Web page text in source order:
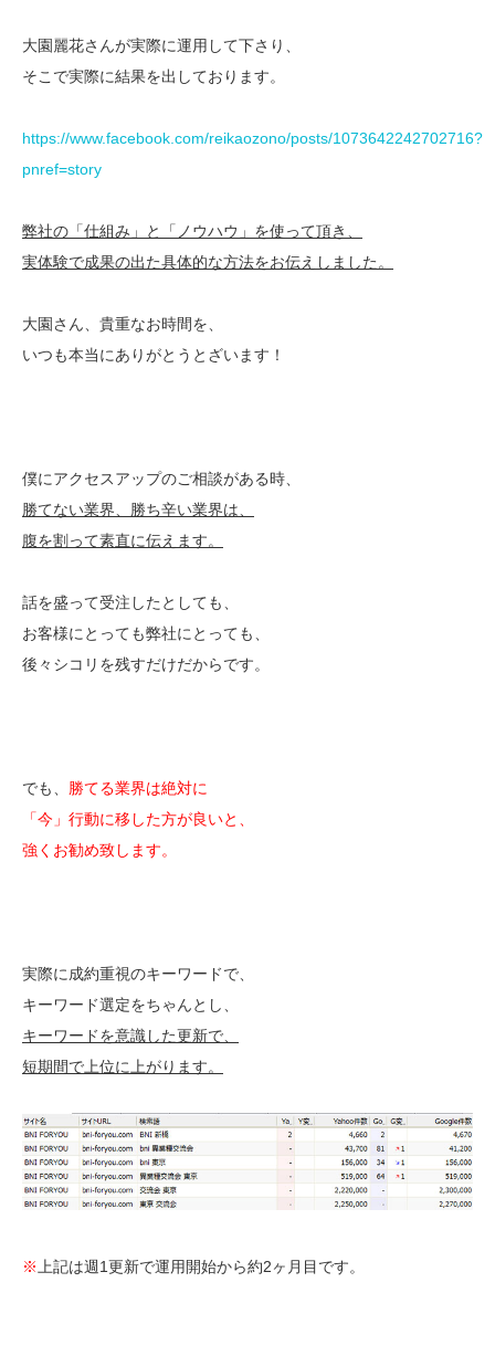
大園麗花さんが実際に運用して下さり、
そこで実際に結果を出しております。
https://www.facebook.com/reikaozono/posts/1073642242702716?
pnref=story
弊社の「仕組み」と「ノウハウ」を使って頂き、
実体験で成果の出た具体的な方法をお伝えしました。
大園さん、貴重なお時間を、
いつも本当にありがとうとざいます！
僕にアクセスアップのご相談がある時、
勝てない業界、勝ち辛い業界は、
腹を割って素直に伝えます。
話を盛って受注したとしても、
お客様にとっても弊社にとっても、
後々シコリを残すだけだからです。
でも、 勝てる業界は絶対に
「今」行動に移した方が良いと、
強くお勧め致します。
実際に成約重視のキーワードで、
キーワード選定をちゃんとし、
キーワードを意識した更新で、
短期間で上位に上がります。
※ 上記は週1更新で運用開始から約2ヶ月目です。